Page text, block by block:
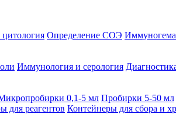
Определение СОЭ
Иммунология и серология
0,1-5 мл Пробирки 5-50 мл
для реагентов Контейнеры для сбора и